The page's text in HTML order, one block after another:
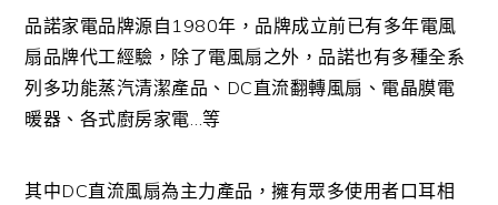
品諾家電品牌源自1980年，品牌成立前已有多年電風
扇品牌代工經驗，除了電風扇之外，品諾也有多種全系
列多功能蒸汽清潔產品、DC直流翻轉風扇、電晶膜電
暖器、各式廚房家電…等
其中DC直流風扇為主力產品，擁有眾多使用者口耳相